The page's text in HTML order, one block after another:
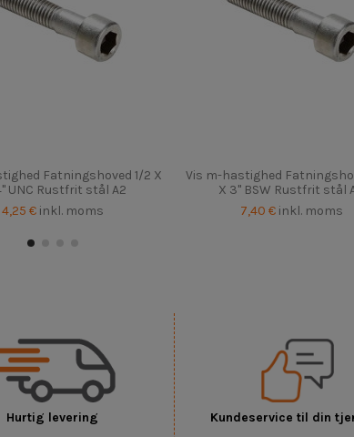
Fatningshoved 1/2 X
UNC Rustfrit stål A2
4,25 € inkl. moms
Vis m-hastighed
X 3" BSW Rustfrit stål
7,40 € inkl. moms
Hurtig levering
Kundeservice til din